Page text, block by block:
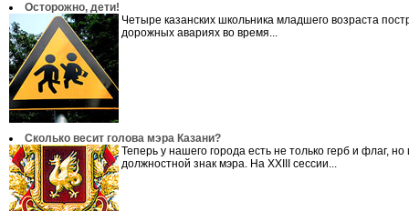
Осторожно, дети!
Четыре казанских школьника младшего возраста
дорожных авариях во время...
Сколько весит голова мэра Казани?
Теперь у нашего города есть не только герб и флаг, но
должностной знак мэра. На XXIII сессии...